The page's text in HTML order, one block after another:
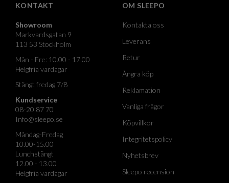
KONTAKT
Showroom
Markvardsgatan 9
113 53 Stockholm
Mån - Fre: 10.00 - 17.00
Helgfria vardagar
Stängt fredag 7/8
Kundservice
08-20 87 70
Info@sleepo.se
Måndag-Fredag
10.00-15.00
Lunchstängt
12.00 - 13.00
Helgfria vardagar
OM SLEEPO
Kontakta oss
Leverans
Retur
Ångra köp
Reklamation
Vanliga frågor
Köpvillkor
Integritetspolicy
Nyhetsbrev
Sleepo recension